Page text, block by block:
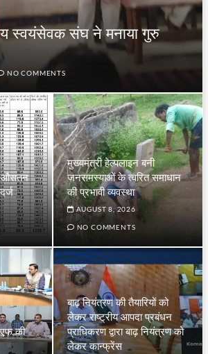
स्वयंसेवक संघ ने मनाया गुरु
NO COMMENTS
औसतन
मुख्यमंत्री हेल्पलाइन बनी
जनसमस्याओं के त्वरित समाधान
की प्रभावी व्यवस्था
AUGUST 8, 2026
NO COMMENTS
की
बाढ़ नियंत्रण की तैयारियों को
लेकर राष्ट्रीय आपदा प्रबंधन
प्राधिकरण द्वारा बाढ़ नियंत्रण को
लेकर कान्फ्रेंस